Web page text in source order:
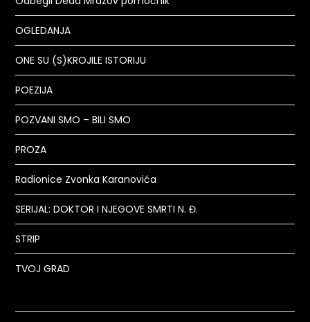
OGLEDANJA
ONE SU (S)KROJILE ISTORIJU
POEZIJA
POZVANI SMO – BILI SMO
PROZA
Radionice Zvonka Karanovića
SERIJAL: DOKTOR I NJEGOVE SMRTI N. Đ.
STRIP
TVOJ GRAD